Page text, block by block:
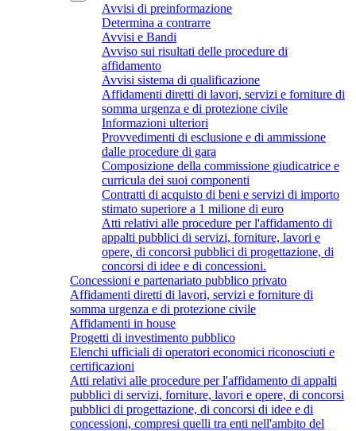
Avvisi di preinformazione
Determina a contrarre
Avvisi e Bandi
Avviso sui risultati delle procedure di
affidamento
Avvisi sistema di qualificazione
Affidamenti diretti di lavori, servizi e forniture di
somma urgenza e di protezione civile
Informazioni ulteriori
Provvedimenti di esclusione e di ammissione
dalle procedure di gara
Composizione della commissione giudicatrice e
curricula dei suoi componenti
Contratti di acquisto di beni e servizi di importo
stimato superiore a 1 milione di euro
Atti relativi alle procedure per l'affidamento di
appalti pubblici di servizi, forniture, lavori e
opere, di concorsi pubblici di progettazione, di
concorsi di idee e di concessioni.
Concessioni e partenariato pubblico privato
Affidamenti diretti di lavori, servizi e forniture di
somma urgenza e di protezione civile
Affidamenti in house
Progetti di investimento pubblico
Elenchi ufficiali di operatori economici riconosciuti e
certificazioni
Atti relativi alle procedure per l'affidamento di appalti
pubblici di servizi, forniture, lavori e opere, di concorsi
pubblici di progettazione, di concorsi di idee e di
concessioni, compresi quelli tra enti nell'ambito del